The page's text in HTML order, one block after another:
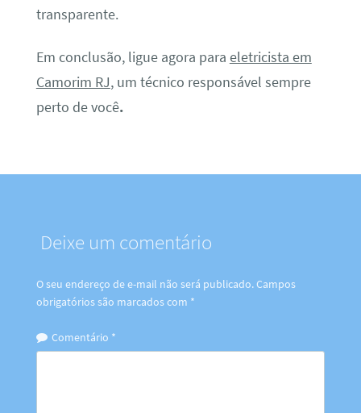
transparente.
Em conclusão, ligue agora para eletricista em
Camorim RJ, um técnico responsável sempre
perto de você.
Deixe um comentário
O seu endereço de e-mail não será publicado.Campos
obrigatórios são marcados com *
Comentário *